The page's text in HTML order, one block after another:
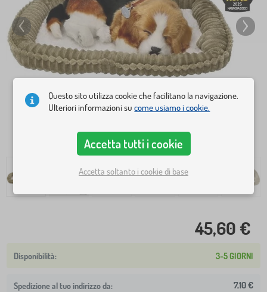
45,60 €
3-5 GIORNI
Spedizione al tuo indirizzo da: 7,10 €
Questo sito utilizza cookie che facilitano la navigazione.
Ulteriori informazioni sucome usiamo i cookie.
Accetta tutti i cookie
Accetta soltanto i cookie di base